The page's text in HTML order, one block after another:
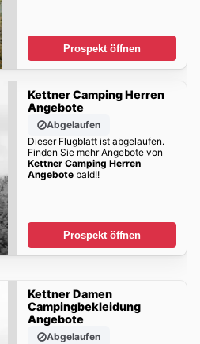
Prospekt öffnen
Kettner Camping Herren
Angebote
Abgelaufen
Dieser Flugblatt ist abgelaufen.
Finden Sie mehr Angebote von
Kettner Camping Herren
Angebotebald!!
Prospekt öffnen
Kettner Damen
Campingbekleidung
Angebote
Abgelaufen